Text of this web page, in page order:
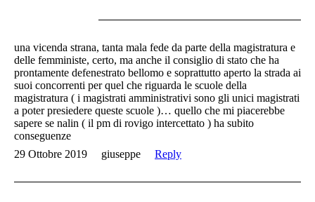
una vicenda strana, tanta mala fede da parte della magistratura e
delle femministe, certo, ma anche il consiglio di stato che ha
prontamente defenestrato bellomo e soprattutto aperto la strada ai
suoi concorrenti per quel che riguarda le scuole della
magistratura ( i magistrati amministrativi sono gli unici magistrati
a poter presiedere queste scuole )… quello che mi piacerebbe
sapere se nalin ( il pm di rovigo intercettato ) ha subito
conseguenze
29 Ottobre 2019
giuseppe Reply